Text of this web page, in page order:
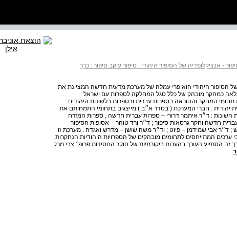
- אנציקלופדיה של הסיפור היהודי : סיפור עוקב סיפור : כרך
של הסיפור היהודי הוא פרי עמלה של מערכת מדעית חדשה המציינת את
כמחקר מובהק של כלל סגל המחלקה לספרות עם ישראל
המחקר וההוראה בספרות עברית ובספרות בלשונות היהודים :
יהודית . חברי המערכת ( בסדר א״ב ) מייצגים בתחומי התמחותם את
השונות : ד״ר איתמר דרורי – ספרות עברית חדשה , ספרות המזרח
חדשה וחקר גרסאות סיפור ; ד״ר ורד טוהר – אסופות הסיפור
; ד״ר אבי שמידמן – פיוט ; וד״ר משה שושן – מדרש ואגדה . מערכת זו
ערכים המתייחסים לתחומים מובהקים של הספרויות היהודיות הנחקרות
הסתייע העורך בהערות ביקורתיות של חוקר החסידות פרופ׳ צבי מרק